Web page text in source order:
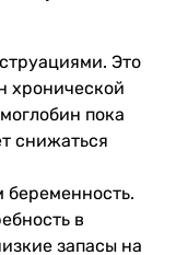
Это
хронической
пока
снижаться
в
запасы на